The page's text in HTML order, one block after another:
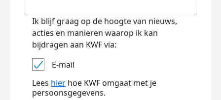
Ik blijf graag op de hoogte van nieuws,
acties en manieren waarop ik kan
bijdragen aan KWF via:
E-mail
Lees hier hoe KWF omgaat met je
persoonsgegevens.